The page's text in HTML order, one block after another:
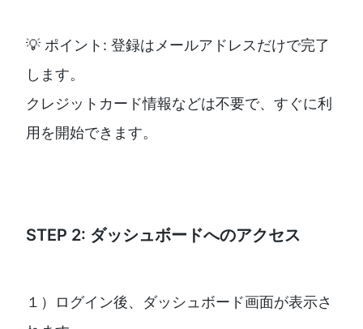
💡 ポイント: 登録はメールアドレスだけで完了
します。
クレジットカード情報などは不要で、すぐに利
用を開始できます。
STEP 2: ダッシュボードへのアクセス
１）ログイン後、ダッシュボード画面が表示さ